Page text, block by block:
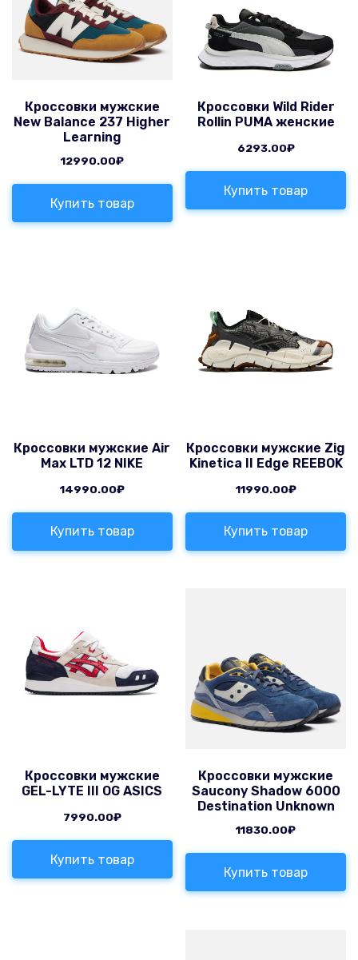
Кроссовки мужские
New Balance 237 Higher
Learning
12990.00₽
Купить товар
Кроссовки Wild Rider
Rollin PUMA женские
6293.00₽
Купить товар
Кроссовки мужские Air
Max LTD 12 NIKE
14990.00₽
Купить товар
Кроссовки мужские Zig
Kinetica II Edge REEBOK
11990.00₽
Купить товар
Кроссовки мужские
GEL-LYTE III OG ASICS
7990.00₽
Купить товар
Кроссовки мужские
Saucony Shadow 6000
Destination Unknown
11830.00₽
Купить товар